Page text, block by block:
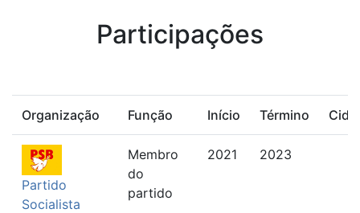
Participações
Organização Função Início Término
Partido
Socialista
Membro
do
partido
2021 2023